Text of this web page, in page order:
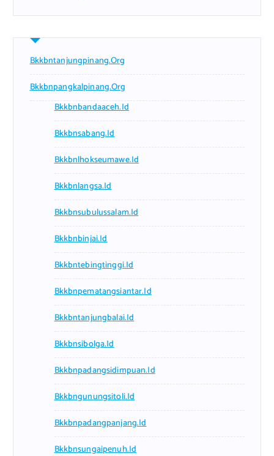
Bkkbntanjungpinang.org
Bkkbnpangkalpinang.org
Bkkbnbandaaceh.id
Bkkbnsabang.id
Bkkbnlhokseumawe.id
Bkkbnlangsa.id
Bkkbnsubulussalam.id
Bkkbnbinjai.id
Bkkbntebingtinggi.id
Bkkbnpematangsiantar.id
Bkkbntanjungbalai.id
Bkkbnsibolga.id
Bkkbnpadangsidimpuan.id
Bkkbngunungsitoli.id
Bkkbnpadangpanjang.id
Bkkbnsungaipenuh.id